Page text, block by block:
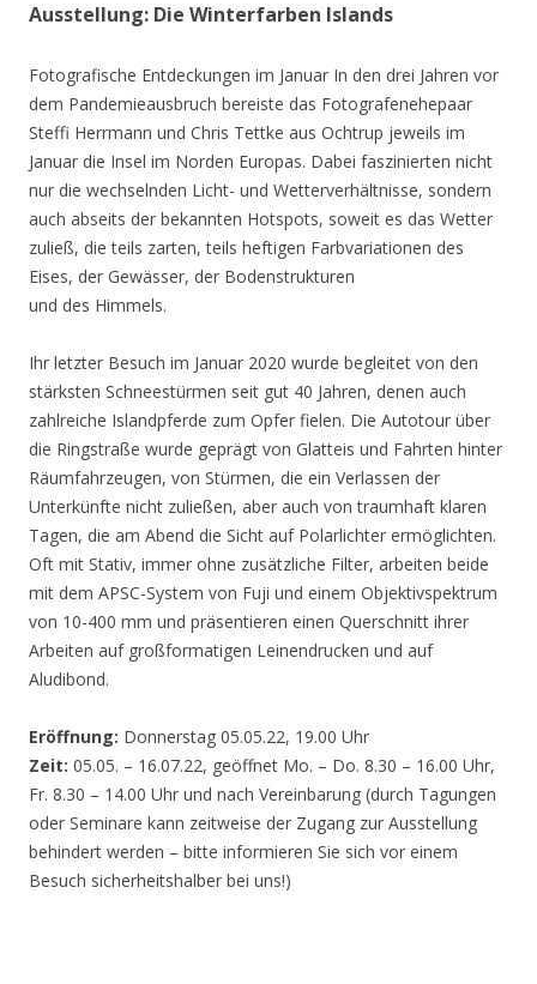
Ausstellung: Die Winterfarben Islands
Fotografische Entdeckungen im Januar In den drei Jahren vor
dem Pandemieausbruch bereiste das Fotografenehepaar
Steffi Herrmann und Chris Tettke aus Ochtrup jeweils im
Januar die Insel im Norden Europas. Dabei faszinierten nicht
nur die wechselnden Licht- und Wetterverhältnisse, sondern
auch abseits der bekannten Hotspots, soweit es das Wetter
zuließ, die teils zarten, teils heftigen Farbvariationen des
Eises, der Gewässer, der Bodenstrukturen
und des Himmels.
Ihr letzter Besuch im Januar 2020 wurde begleitet von den
stärksten Schneestürmen seit gut 40 Jahren, denen auch
zahlreiche Islandpferde zum Opfer fielen. Die Autotour über
die Ringstraße wurde geprägt von Glatteis und Fahrten hinter
Räumfahrzeugen, von Stürmen, die ein Verlassen der
Unterkünfte nicht zuließen, aber auch von traumhaft klaren
Tagen, die am Abend die Sicht auf Polarlichter ermöglichten.
Oft mit Stativ, immer ohne zusätzliche Filter, arbeiten beide
mit dem APSC-System von Fuji und einem Objektivspektrum
von 10-400 mm und präsentieren einen Querschnitt ihrer
Arbeiten auf großformatigen Leinendrucken und auf
Aludibond.
Eröffnung: Donnerstag 05.05.22, 19.00 Uhr
Zeit: 05.05. – 16.07.22, geöffnet Mo. – Do. 8.30 – 16.00 Uhr,
Fr. 8.30 – 14.00 Uhr und nach Vereinbarung (durch Tagungen
oder Seminare kann zeitweise der Zugang zur Ausstellung
behindert werden – bitte informieren Sie sich vor einem
Besuch sicherheitshalber bei uns!)